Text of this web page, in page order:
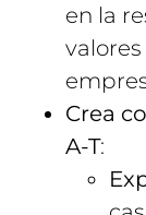
en la
Crea
A-T: